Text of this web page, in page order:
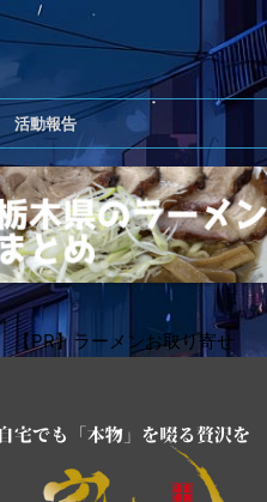
活動報告
【PR】ラーメンお取り寄せ